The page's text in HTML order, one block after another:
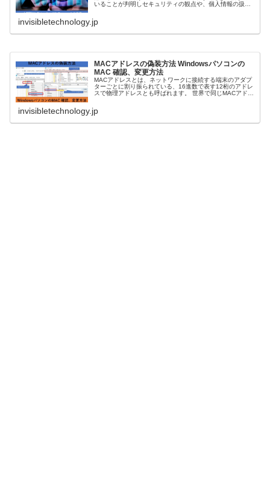
いることが判明しセキュリティの観点や、個人情報の扱い
invisibletechnology.jp
MACアドレスの偽装方法 Windowsパソコンの
MAC 確認、変更方法
MACアドレスとは、ネットワークに接続する端末のアダプ
ターごとに割り振られている、16進数で表す12桁のアドレ
スで物理アドレスとも呼ばれます。 世界で同じMACアドレ
invisibletechnology.jp